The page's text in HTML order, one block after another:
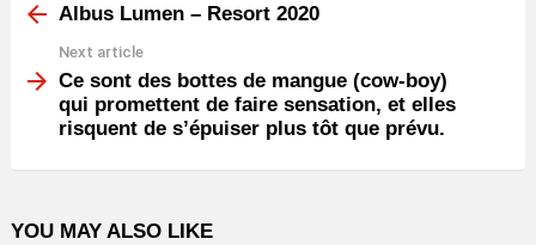
moreAlbus Lumen – Resort 2020
Next article
Ce sont des bottes de mangue (cow-boy)
qui promettent de faire sensation, et elles
risquent de s’épuiser plus tôt que prévu.
YOU MAY ALSO LIKE